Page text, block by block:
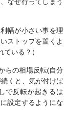
なぜ行ってしまう
幅が小さい事を理
ストップを置くよ
いる？）
らの相場反転(自分
くと、気が付けば
で反転が起きるは
設定するようにな